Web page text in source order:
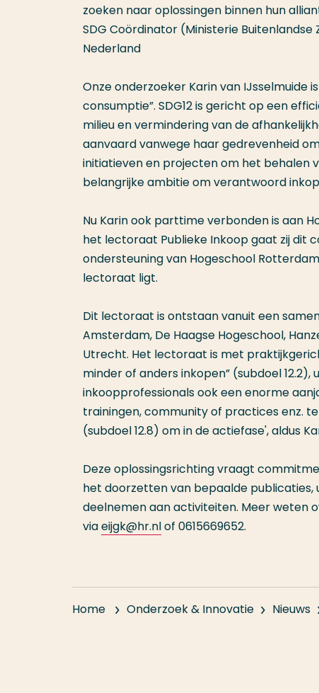
zoeken naar oplossingen binnen hun
SDG Coördinator (Ministerie
Nederland
Onze onderzoeker Karin van IJsselmuide
consumptie”. SDG12 is gericht op een
milieu en vermindering van de
aanvaard vanwege haar gedrevenheid
initiatieven en projecten om het behalen
belangrijke ambitie om verantwoord
Nu Karin ook parttime verbonden is aan
het lectoraat Publieke Inkoop gaat zij dit
ondersteuning van Hogeschool
lectoraat ligt.
Dit lectoraat is ontstaan vanuit een
Amsterdam, De Haagse Hogeschool,
Utrecht. Het lectoraat is met
minder of anders inkopen” (subdoel
inkoopprofessionals ook een enorme
trainingen, community of practices enz.
(subdoel 12.8) om in de actiefase', aldus
Deze oplossingsrichting vraagt
het doorzetten van bepaalde
deelnemen aan activiteiten. Meer weten
viaeijgk@hr.nlof 0615669652.
Home Onderzoek & Innovatie Nieuws